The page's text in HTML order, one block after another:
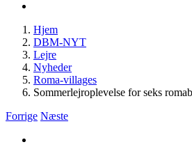
Hjem
DBM-NYT
Lejre
Nyheder
Roma-villages
Sommerlejroplevelse for seks
Forrige Næste